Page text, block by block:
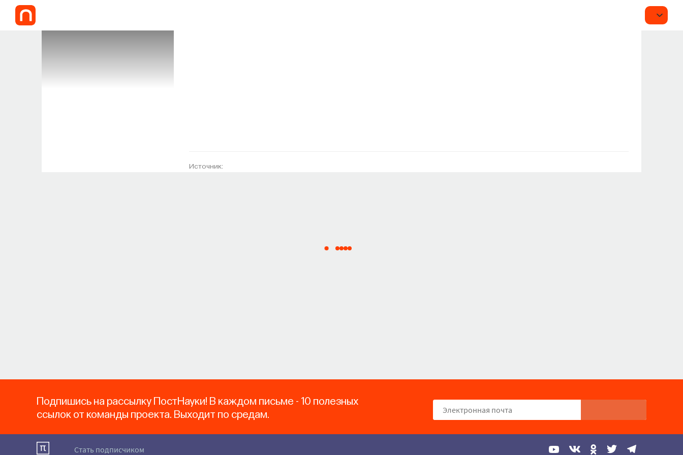
Источник:
Подпишись на рассылку ПостНауки! В каждом письме - 10 полезных
ссылок от команды проекта. Выходит по средам.
Стать подписчиком